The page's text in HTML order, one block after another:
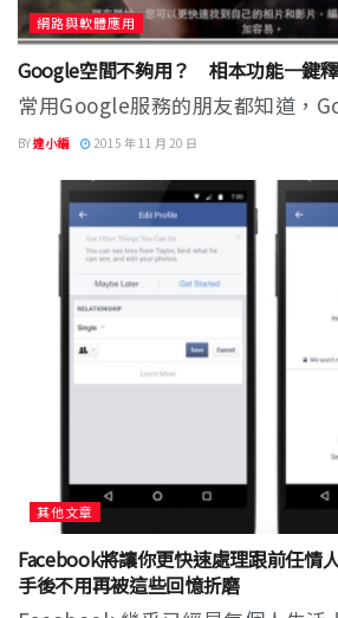
網路與軟體應用
Google空間不夠用？ 相本功能一鍵
常用Google服務的朋友都知道，
BY達小編 2015 年 11 月 20 日
其他文章
Facebook將讓你更快速處理跟前任情
手後不用再被這些回憶折磨